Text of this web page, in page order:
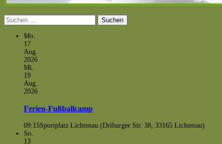
Suchen
nach:
Mo.
17
Aug.
2026
Mi.
19
Aug.
2026
Ferien-Fußballcamp
09:15Sportplatz Lichtenau (Driburger Str. 38, 33165 Lichtenau)
So.
13